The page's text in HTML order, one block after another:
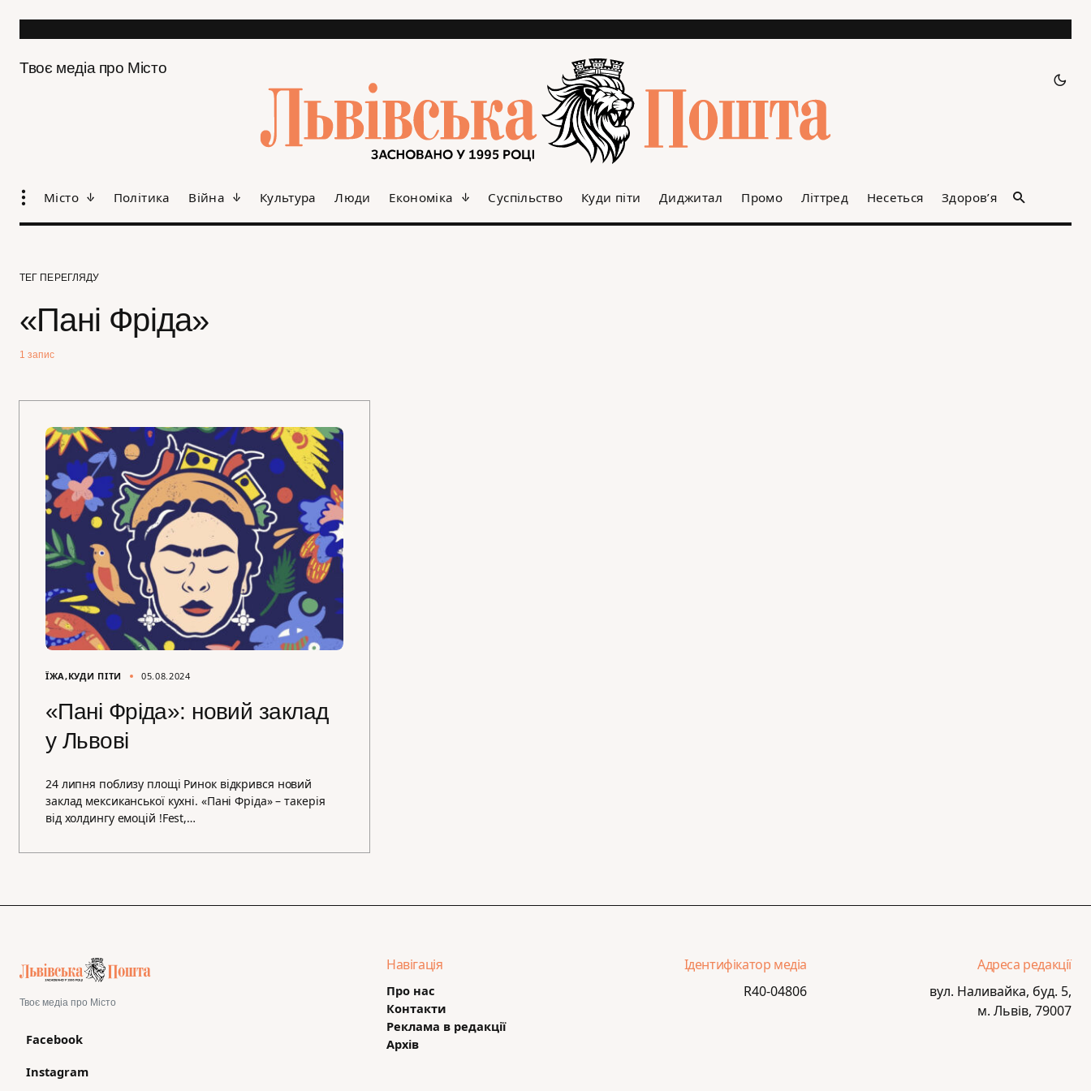
Твоє медіа про Місто
Місто Політика Війна Культура Люди Економіка Суспільство Куди піти Диджитал Промо Літтред Несеться Здоров’я
ТЕГ ПЕРЕГЛЯДУ
«Пані Фріда»
1 запис
ЇЖА КУДИ ПІТИ 05.08.2024
«Пані Фріда»: новий заклад
у Львові
24 липня поблизу площі Ринок відкрився новий
заклад мексиканської кухні. «Пані Фріда» – такерія
від холдингу емоцій !Fest,…
Твоє медіа про Місто
Facebook
Instagram
Навігація
Про нас
Контакти
Реклама в редакції
Архів
Ідентифікатор медіа
R40-04806
Адреса редакції
вул. Наливайка, буд. 5,
м. Львів, 79007